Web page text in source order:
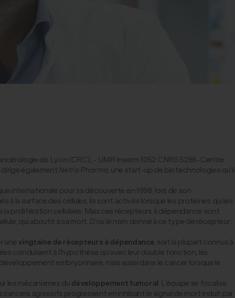
de Lyon (CRCL - UMR Inserm 1052 CNRS 5286-Centre
également Netris Pharma , une start-up de biotechnologies qu’il
internationale pour sa découverte en 1998, lors de son
à la surface des cellules, ils sont activés lorsque les protéines qui les
la prolifération cellulaire. Mais ces récepteurs à dépendance sont
qui aboutit à sa mort. D’où le nom donné à ce type de récepteur :
une vingtaine de récepteurs à dépendance , soit la plupart connus à
conduisent à l’hypothèse qu’avec leur double fonction, les
embryonnaire, mais aussi dans le cancer lorsque le
les mécanismes du développement tumoral . L’équipe se focalise
agressifs progressent en inhibant le signal de mort induit par